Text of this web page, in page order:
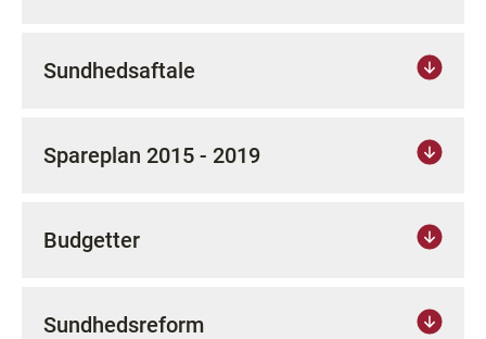
Sundhedsaftale
Spareplan 2015 - 2019
Budgetter
Sundhedsreform